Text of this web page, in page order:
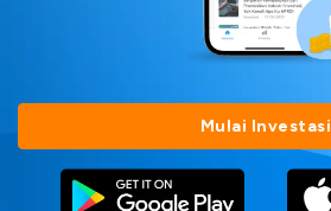
Mulai Investasi